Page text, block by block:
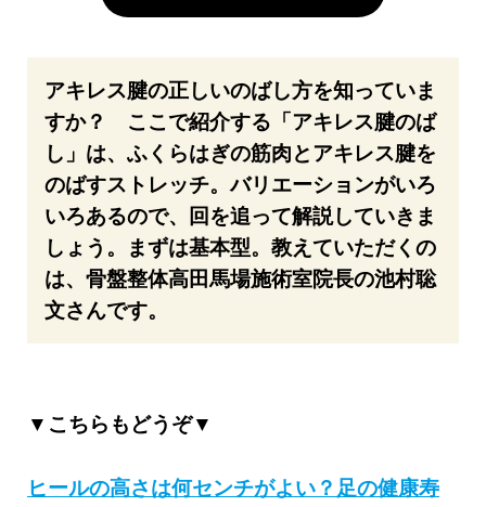
アキレス腱の正しいのばし方を知っていま
すか？ ここで紹介する「アキレス腱のば
し」は、ふくらはぎの筋肉とアキレス腱を
のばすストレッチ。バリエーションがいろ
いろあるので、回を追って解説していきま
しょう。まずは基本型。教えていただくの
は、骨盤整体高田馬場施術室院長の池村聡
文さんです。
▼こちらもどうぞ▼
ヒールの高さは何センチがよい？足の健康寿